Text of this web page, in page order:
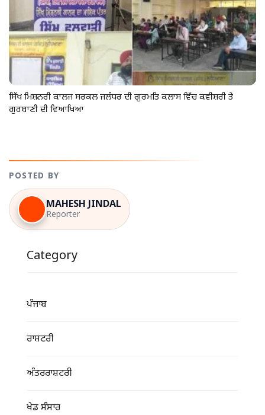
ਸਿੱਖ ਮਿਸ਼ਨਰੀ ਕਾਲਜ ਸਰਕਲ ਜਲੰਧਰ ਦੀ ਗੁਰਮਤਿ ਕਲਾਸ ਵਿੱਚ ਕਵੀਸ਼ਰੀ ਤੇ
ਗੁਰਬਾਣੀ ਦੀ ਵਿਆਖਿਆ
POSTED BY
MAHESH JINDAL
Reporter
Category
ਪੰਜਾਬ
ਰਾਸ਼ਟਰੀ
ਅੰਤਰਰਾਸ਼ਟਰੀ
ਖੇਡ ਸੰਸਾਰ